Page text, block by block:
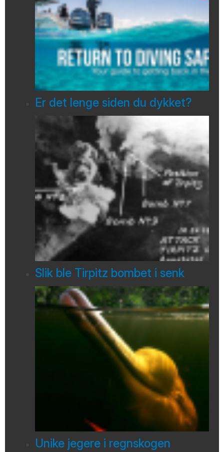
Er det lenge siden du dykket?
Slik ble Tirpitz bombet i senk
Unike jegere i regnskogen